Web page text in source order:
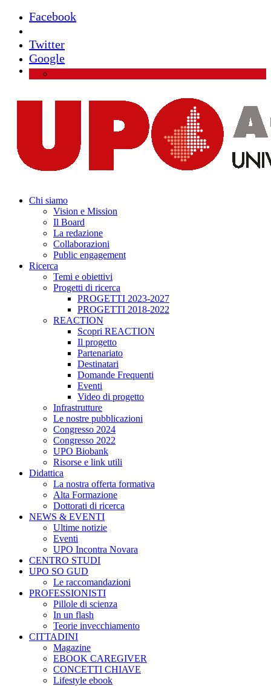
Facebook
Twitter
Google
Chi siamo
Vision e Mission
Il Board
La redazione
Collaborazioni
Public engagement
Ricerca
Temi e obiettivi
Progetti di ricerca
PROGETTI 2023-2027
PROGETTI 2018-2022
REACTION
Scopri REACTION
Il progetto
Partenariato
Destinatari
Domande Frequenti
Eventi
Video di progetto
Infrastrutture
Le nostre pubblicazioni
Congresso 2024
Congresso 2022
UPO Biobank
Risorse e link utili
Didattica
La nostra offerta formativa
Alta Formazione
Dottorati di ricerca
NEWS & EVENTI
Ultime notizie
Eventi
UPO Incontra Novara
CENTRO STUDI
UPO SO GUD
Le raccomandazioni
PROFESSIONISTI
Pillole di scienza
In un flash
Teorie invecchiamento
CITTADINI
Magazine
EBOOK CAREGIVER
CONCETTI CHIAVE
Lifestyle ebook